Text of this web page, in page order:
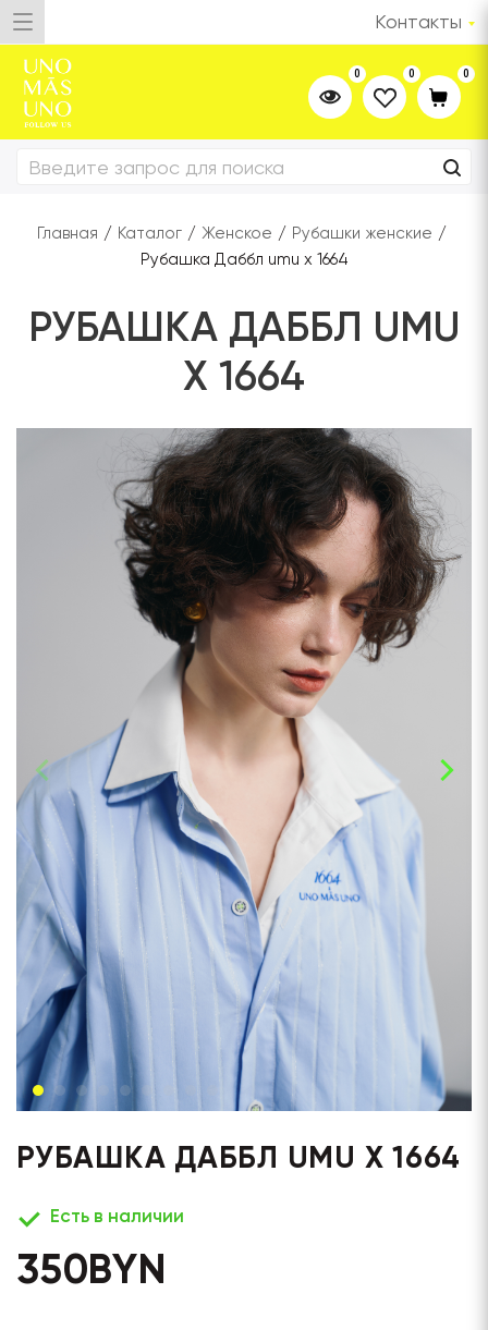
Контакты
0 0 0
Главная / Каталог / Женское / Рубашки женские /
Рубашка Даббл umu x 1664
РУБАШКА ДАББЛ UMU
X 1664
РУБАШКА ДАББЛ UMU X 1664
Есть в наличии
350BYN